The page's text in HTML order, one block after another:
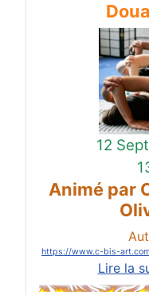
12
Animé par
https://www.c-bis-
Lire la